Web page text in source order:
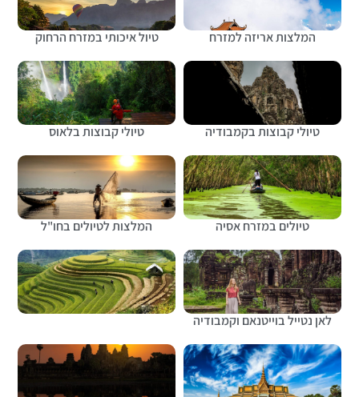
המלצות אריזה למזרח טיול איכותי במזרח הרחוק
טיולי קבוצות בקמבודיה טיולי קבוצות בלאוס
טיולים במזרח אסיה המלצות לטיולים בחו"ל
לאן נטייל בוייטנאם וקמבודיה